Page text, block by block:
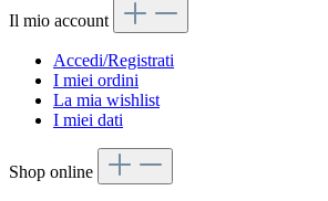
Il mio account
Accedi/Registrati
I miei ordini
La mia wishlist
I miei dati
Shop online